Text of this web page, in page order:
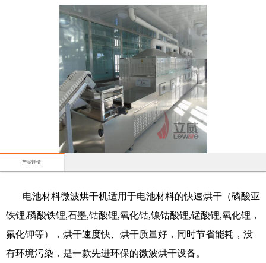
产品详情
电池材料微波烘干机适用于电池材料的快速烘干（磷酸亚
铁锂,磷酸铁锂,石墨,钴酸锂,氧化钴,镍钴酸锂,锰酸锂,氧化锂，
氟化钾等），烘干速度快、烘干质量好，同时节省能耗，没
有环境污染，是一款先进环保的微波烘干设备。